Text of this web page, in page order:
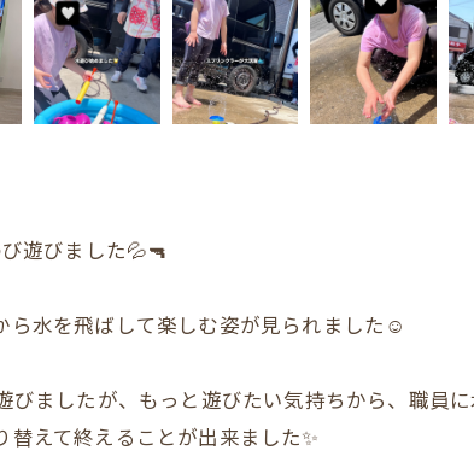
遊びました💦🔫
ら水を飛ばして楽しむ姿が見られました☺️
びましたが、もっと遊びたい気持ちから、職員
えて終えることが出来ました✨